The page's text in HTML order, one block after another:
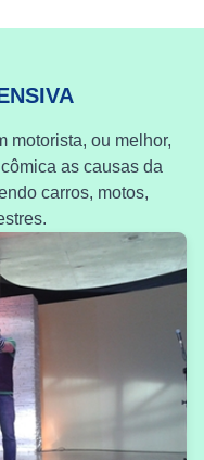
motorista, ou melhor,
as causas da
carros, motos,